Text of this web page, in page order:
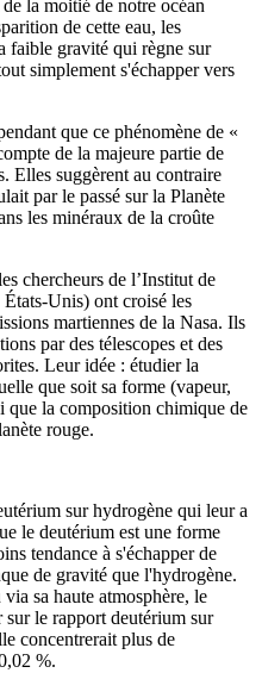
la moitié de notre océan
de cette eau, les
faible gravité qui règne sur
simplement s'échapper vers
que ce phénomène de «
de la majeure partie de
Elles suggèrent au contraire
par le passé sur la Planète
les minéraux de la croûte
chercheurs de l’Institut de
Unis) ont croisé les
martiennes de la Nasa. Ils
par des télescopes et des
Leur idée : étudier la
que soit sa forme (vapeur,
que la composition chimique de
rouge.
sur hydrogène qui leur a
le deutérium est une forme
tendance à s'échapper de
de gravité que l'hydrogène.
sa haute atmosphère, le
sur le rapport deutérium sur
concentrerait plus de
%.